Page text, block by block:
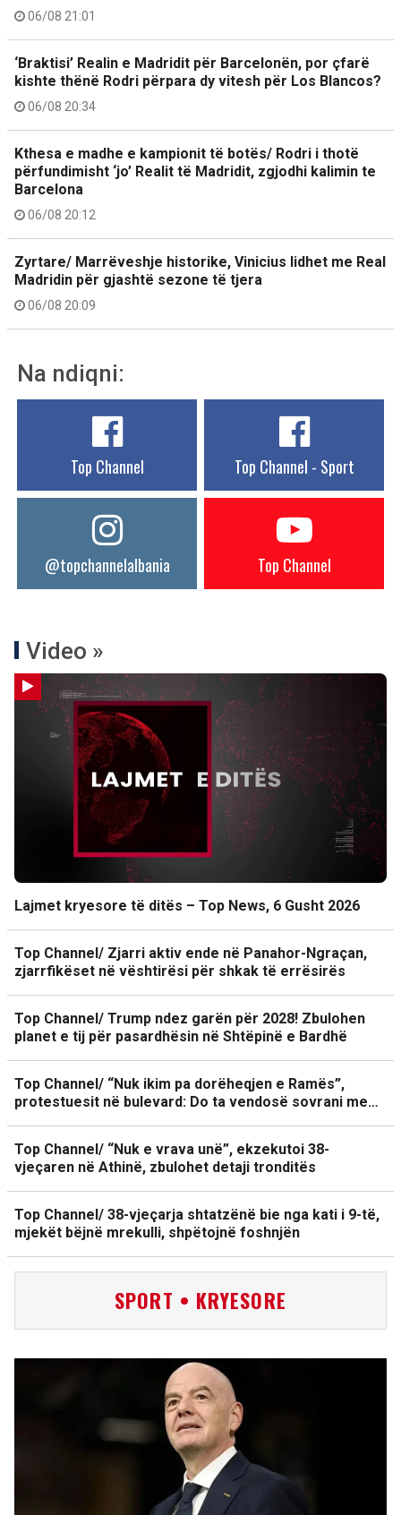
06/08 21:01
‘Braktisi’ Realin e Madridit për Barcelonën, por çfarë
kishte thënë Rodri përpara dy vitesh për Los Blancos?
06/08 20:34
Kthesa e madhe e kampionit të botës/ Rodri i thotë
përfundimisht ‘jo’ Realit të Madridit, zgjodhi kalimin te
Barcelona
06/08 20:12
Zyrtare/ Marrëveshje historike, Vinicius lidhet me Real
Madridin për gjashtë sezone të tjera
06/08 20:09
Na ndiqni:
Top Channel Top Channel - Sport
@topchannelalbania Top Channel
Video »
Lajmet kryesore të ditës – Top News, 6 Gusht 2026
Top Channel/ Zjarri aktiv ende në Panahor-Ngraçan,
zjarrfikëset në vështirësi për shkak të errësirës
Top Channel/ Trump ndez garën për 2028! Zbulohen
planet e tij për pasardhësin në Shtëpinë e Bardhë
Top Channel/ “Nuk ikim pa dorëheqjen e Ramës”,
protestuesit në bulevard: Do ta vendosë sovrani me…
Top Channel/ “Nuk e vrava unë”, ekzekutoi 38-
vjeçaren në Athinë, zbulohet detaji tronditës
Top Channel/ 38-vjeçarja shtatzënë bie nga kati i 9-të,
mjekët bëjnë mrekulli, shpëtojnë foshnjën
SPORT • KRYESORE